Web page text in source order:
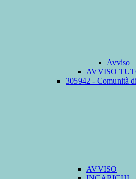
Avviso
AVVISO
305942 - Comunità
AVVISO